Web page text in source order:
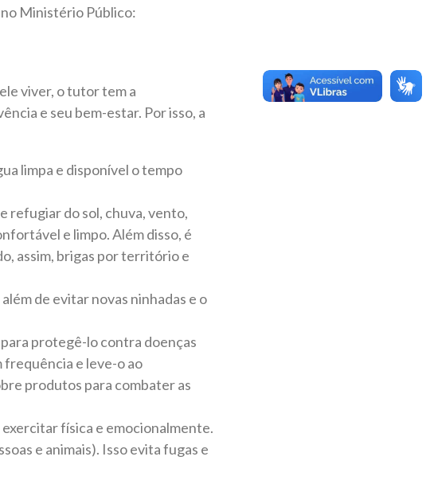
Ministério Público:
viver, o tutor tem a
e seu bem-estar. Por isso, a
limpa e disponível o tempo
refugiar do sol, chuva, vento,
e limpo. Além disso, é
assim, brigas por território e
de evitar novas ninhadas e o
protegê-lo contra doenças
frequência e leve-o ao
produtos para combater as
física e emocionalmente.
e animais). Isso evita fugas e